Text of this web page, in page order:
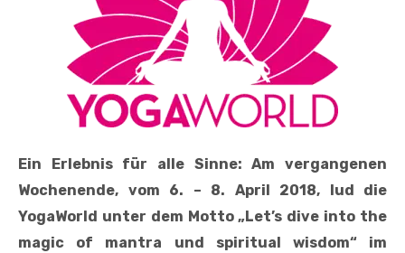
Ein Erlebnis für alle Sinne: Am vergangenen
Wochenende, vom 6. – 8. April 2018, lud die
YogaWorld unter dem Motto „Let’s dive into the
magic of mantra und spiritual wisdom“ im